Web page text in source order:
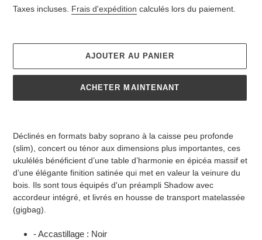
normal
Taxes incluses. Frais d'expédition calculés lors du paiement.
AJOUTER AU PANIER
ACHETER MAINTENANT
à
Déclinés en formats baby soprano à la caisse peu profonde
(slim), concert ou ténor aux dimensions plus importantes, ces
ukulélés bénéficient d’une table d’harmonie en épicéa massif et
d’une élégante finition satinée qui met en valeur la veinure du
bois. Ils sont tous équipés d'un préampli Shadow avec
accordeur intégré, et livrés en housse de transport matelassée
(gigbag).
- Accastillage : Noir